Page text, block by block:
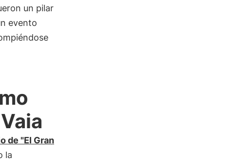
un pilar
evento
de "El Gran
la